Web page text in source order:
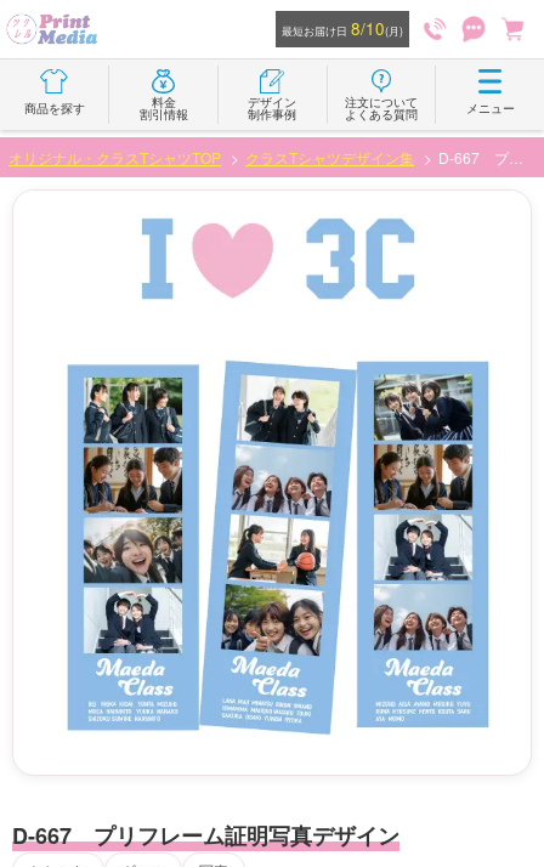
最短お届け日 8/10(月)
商品を探す 料金
割引情報
デザイン
制作事例
注文について
よくある質問 メニュー
オリジナル・クラスTシャツTOP クラスTシャツデザイン集
D-667 プリフレーム証明写真デザイン